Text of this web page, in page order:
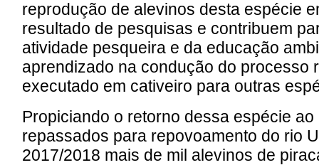
reprodução de alevinos desta espécie
resultado de pesquisas e contribuem
atividade pesqueira e da educação
aprendizado na condução do processo
executado em cativeiro para outras
Propiciando o retorno dessa espécie ao
repassados para repovoamento do rio
2017/2018 mais de mil alevinos de